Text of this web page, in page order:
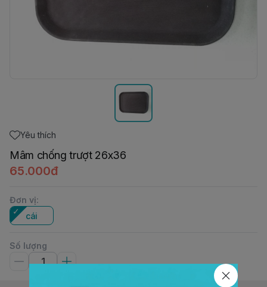
Yêu thích
Mâm chống trượt 26x36
65.000đ
Đơn vị:
cái
Số lượng